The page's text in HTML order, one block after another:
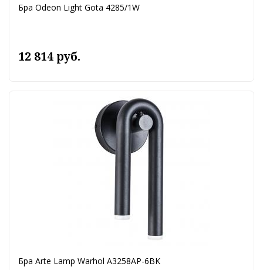
Бра Odeon Light Gota 4285/1W
12 814 руб.
Бра Arte Lamp Warhol A3258AP-6BK